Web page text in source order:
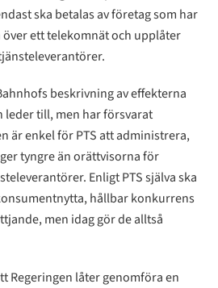
ska betalas av företag som har
ett telekomnät och upplåter
beskrivning av effekterna
leder till, men har försvarat
är enkel för PTS att administrera,
tyngre än orättvisorna för
Enligt PTS själva ska
hållbar konkurrens
men idag gör de alltså
Regeringen låter genomföra en